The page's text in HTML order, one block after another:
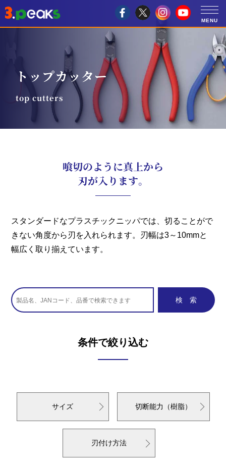
トップカッター
top cutters
喰切のように真上から
刃が入ります。
スタンダードなプラスチックニッパでは、切ることがで
きない角度から刃を入れられます。刃幅は3～10mmと
幅広く取り揃えています。
条件で絞り込む
サイズ 切断能力（樹脂）
刃付け方法